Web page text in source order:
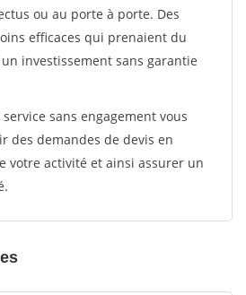
ou au porte à porte. Des
efficaces qui prenaient du
investissement sans garantie
sans engagement vous
des demandes de devis en
votre activité et ainsi assurer un